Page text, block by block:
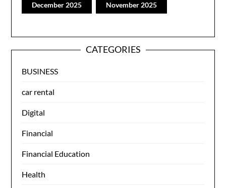
December 2025 November 2025
CATEGORIES
BUSINESS
car rental
Digital
Financial
Financial Education
Health